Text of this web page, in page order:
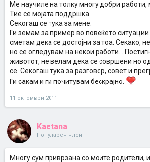
Ме научиле на толку многу добри работи,
Тие се мојата поддршка.
Секогаш се тука за мене.
Ги земам за пример во повеќето
сметам дека се достојни за тоа. Секако,
но се огледувам на некои работи...
животот, не велам дека се совршени но
се. Секогаш тука за разговор, совет и
Ги сакам и ги почитувам бескрајно.
11 октомври 2011
Kaetana
Популарен член
Многу сум приврзана со моите родители,